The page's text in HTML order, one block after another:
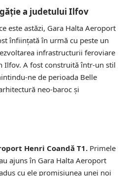
a judetului Ilfov
este astăzi, Gara Halta Aeroport
înființată în urmă cu peste un
infrastructurii feroviare
Ilfov. A fost construită într-un stil
ne de perioada Belle
neo-baroc și
Henri Coandă T1. Primele
ajuns în Gara Halta Aeroport
cu ele promisiunea unei noi